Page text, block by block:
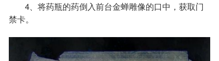
4、将药瓶的药倒入前台金蝉雕像的口中，获取门
禁卡。